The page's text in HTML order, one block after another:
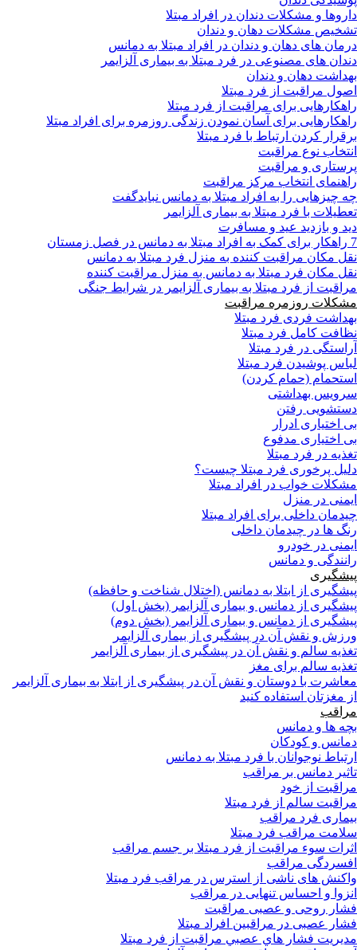
داروها و مشکلات دندان در افراد مبتلا
تشخیص مشکلات دهان و دندان
درمان های دهان و دندان در افراد مبتلا به دمانس
دندان های مصنوعی در فرد مبتلا به بیماری آلزایمر
بهداشت دهان و دندان
اصول مراقبت از فرد مبتلا
راهکارهایی برای مراقبت از فرد مبتلا
راهکارهایی برای آسان نمودن زندگی روزمره برای افراد مبتلا
برقرار کردن ارتباط با فرد مبتلا
انتخاب نوع مراقبت
پرستاری و مراقبت
راهنمای انتخاب مرکز مراقبت
چه چیزهایی را به افراد مبتلا به دمانس نبایدگفت
تعطیلات با فرد مبتلا به بیماری آلزایمر
دید و بازدید عید و مسافرت
7 راهکار برای کمک به افراد مبتلا به دمانس در فصل زمستان
نقل مکان مراقبت کننده به منزل فرد مبتلا به دمانس
نقل مکان فرد مبتلا به دمانس به منزل مراقبت کننده
مراقبت از فرد مبتلا به بیماری آلزایمر در شرایط جنگی
مشکلات روزمره مراقبت
بهداشت فردی فرد مبتلا
نظافت کامل فرد مبتلا
آراستگی در فرد مبتلا
لباس پوشیدن فرد مبتلا
استحمام (حمام کردن)
سرویس بهداشتی
دستشویی رفتن
بی اختیاری ادرار
بی اختیاری مدفوع
تغذیه در فرد مبتلا
دلیل پرخوری فرد مبتلا چیست؟
مشکلات خواب در افراد مبتلا
ایمنی در منزل
چیدمان داخلی برای افراد مبتلا
رنگ ها در چیدمان داخلی
ایمنی در خودرو
رانندگی و دمانس
پیشگیری
پیشگیری از ابتلا به دمانس (اختلال شناخت و حافظه)
پیشگیری از دمانس و بیماری آلزایمر (بخش اول)
پیشگیری از دمانس و بیماری آلزایمر (بخش دوم)
ورزش و نقش آن در پیشگیری از بیماری آلزایمر
تغذیه سالم و نقش آن در پیشگیری از بیماری آلزایمر
تغذیه سالم برای مغز
معاشرت با دوستان و نقش آن در پیشگیری از ابتلا به بیماری آلزایمر
از مغزتان استفاده کنید
مراقب
بچه ها و دمانس
دمانس و کودکان
ارتباط نوجوانان با فرد مبتلا به دمانس
تاثیر دمانس بر مراقب
مراقبت از خود
مراقبت سالم از فرد مبتلا
بیماری فرد مراقب
سلامت مراقب فرد مبتلا
اثرات سوء مراقبت از فرد مبتلا بر جسم مراقب
افسردگی مراقب
واکنش های ناشی از استرس در مراقب فرد مبتلا
انزوا و احساس تنهایی در مراقب
فشار روحی و عصبی مراقبت
فشار عصبی در مراقبین افراد مبتلا
مدیریت فشار هاي عصبي مراقبت از فرد مبتلا